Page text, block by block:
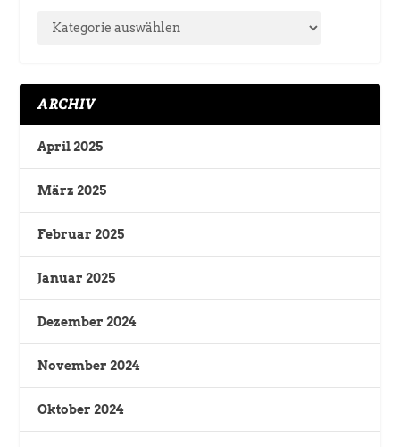
ARCHIV
April 2025
März 2025
Februar 2025
Januar 2025
Dezember 2024
November 2024
Oktober 2024